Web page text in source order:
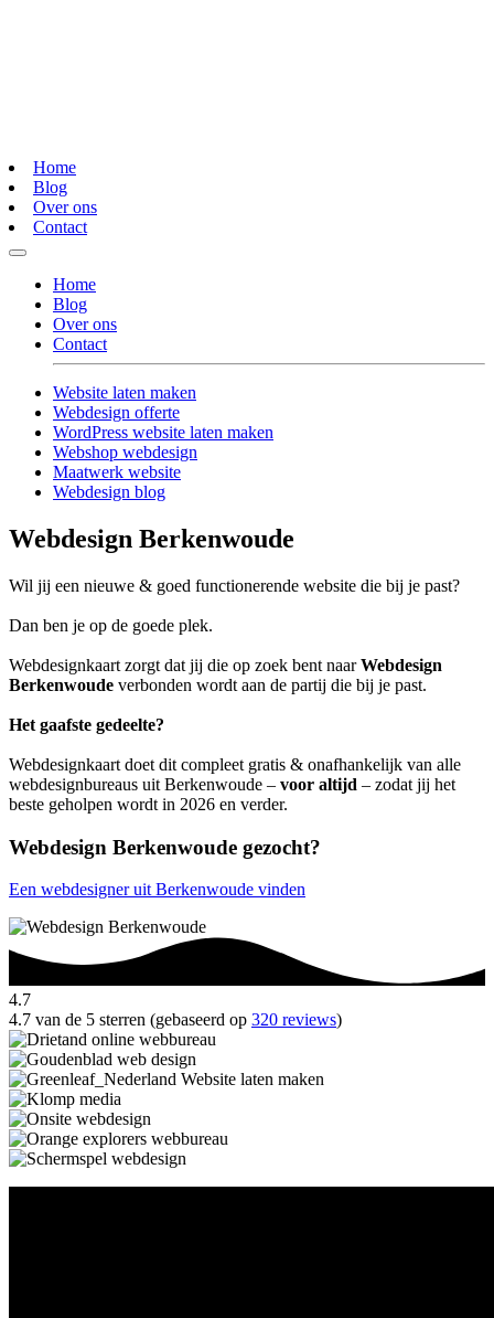
Home
Blog
Over ons
Contact
Home
Blog
Over ons
Contact
Website laten maken
Webdesign offerte
WordPress website laten maken
Webshop webdesign
Maatwerk website
Webdesign blog
Webdesign Berkenwoude
Wil jij een nieuwe & goed functionerende website die bij je past?
Dan ben je op de goede plek.
Webdesignkaart zorgt dat jij die op zoek bent naarWebdesign
Berkenwoude verbonden wordt aan de partij die bij je past.
Het gaafste gedeelte?
Webdesignkaart doet dit compleet gratis & onafhankelijk van alle
webdesignbureaus uit Berkenwoude – voor altijd – zodat jij het
beste geholpen wordt in 2026 en verder.
Webdesign Berkenwoude gezocht?
Een webdesigner uit Berkenwoude vinden
4.7
4.7 van de 5 sterren (gebaseerd op 320 reviews)